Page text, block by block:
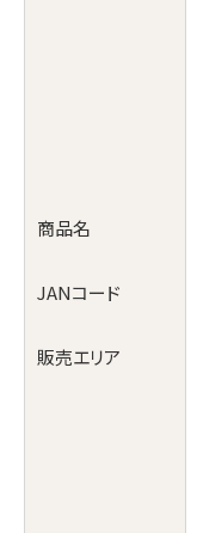
商品名
JANコード
販売エリア